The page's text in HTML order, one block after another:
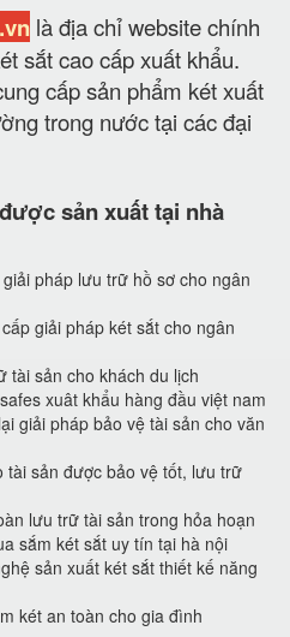
là địa chỉ website chính
sắt cao cấp xuất khẩu.
cấp sản phẩm két xuất
trong nước tại các đại
sản xuất tại nhà
pháp lưu trữ hồ sơ cho ngân
giải pháp két sắt cho ngân
tài sản cho khách du lịch
xuât khẩu hàng đầu việt nam
giải pháp bảo vệ tài sản cho văn
tài sản được bảo vệ tốt, lưu trữ
lưu trữ tài sản trong hỏa hoạn
sắm két sắt uy tín tại hà nội
sản xuất két sắt thiết kế năng
két an toàn cho gia đình